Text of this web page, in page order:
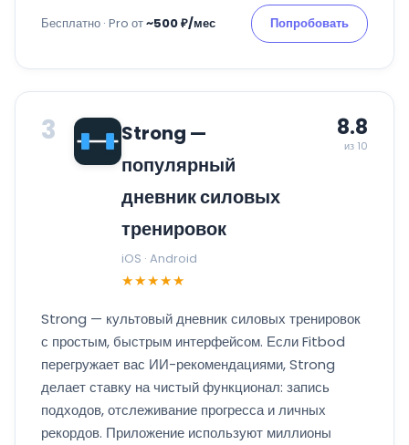
Бесплатно · Pro от~500 ₽/мес Попробовать
3
Strong —
популярный
дневник силовых
тренировок
iOS · Android
★★★★★
8.8
из 10
Strong — культовый дневник силовых тренировок
с простым, быстрым интерфейсом. Если Fitbod
перегружает вас ИИ-рекомендациями, Strong
делает ставку на чистый функционал: запись
подходов, отслеживание прогресса и личных
рекордов. Приложение используют миллионы